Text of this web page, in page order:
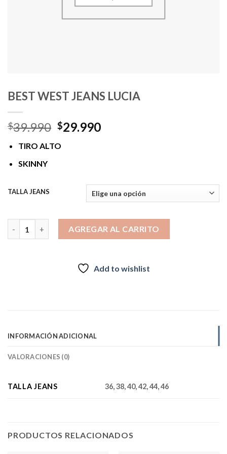
BEST WEST JEANS LUCIA
$39.990 El
original
$29.990El
TIRO ALTO
SKINNY
TALLA JEANS
AGREGAR AL CARRITO
Add to wishlist
INFORMACIÓN ADICIONAL
VALORACIONES (0)
TALLA JEANS 36, 38, 40, 42, 44, 46
PRODUCTOS RELACIONADOS